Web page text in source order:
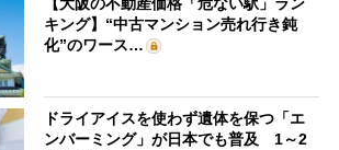
キング】“中古マンション売れ行き鈍
化”のワース…
ドライアイスを使わず遺体を保つ「エ
ンバーミング」が日本でも普及 1～2